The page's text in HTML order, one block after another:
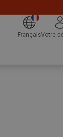
FrançaisVotre